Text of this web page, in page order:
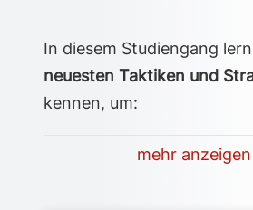
In diesem Studiengang
neuesten Taktiken und
kennen, um:
mehr anzeigen